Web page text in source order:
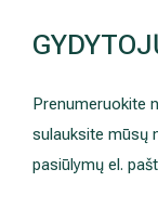
Kaip
Prisirašyti prie
Prenumeruokite
sulauksite mūsų
pasiūlymų el.
AKCIJOS
Kuo pasirūpinti